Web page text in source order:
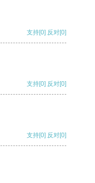
支持[0] 反对[0]
支持[0] 反对[0]
支持[0] 反对[0]